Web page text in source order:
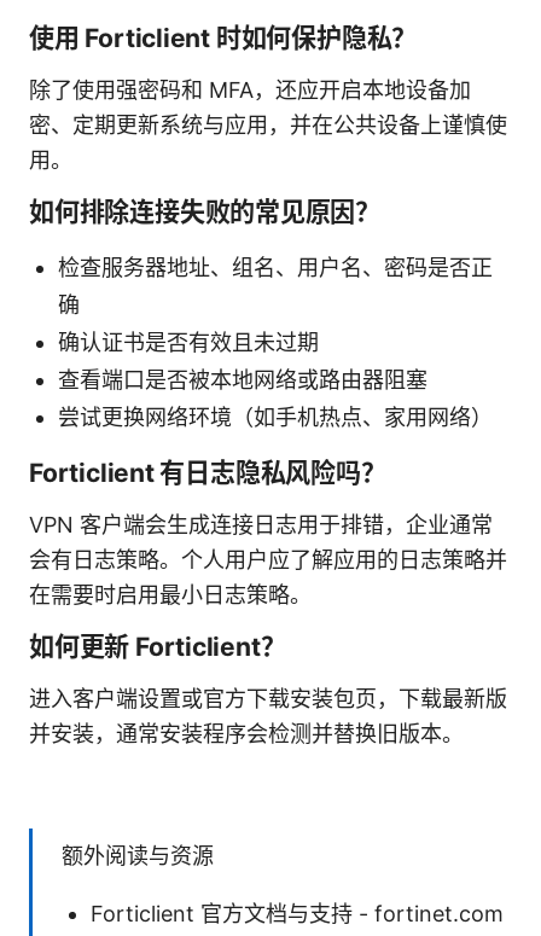
使用 Forticlient 时如何保护隐私？
除了使用强密码和 MFA，还应开启本地设备加
密、定期更新系统与应用，并在公共设备上谨慎使
用。
如何排除连接失败的常见原因？
检查服务器地址、组名、用户名、密码是否正
确
确认证书是否有效且未过期
查看端口是否被本地网络或路由器阻塞
尝试更换网络环境（如手机热点、家用网络）
Forticlient 有日志隐私风险吗？
VPN 客户端会生成连接日志用于排错，企业通常
会有日志策略。个人用户应了解应用的日志策略并
在需要时启用最小日志策略。
如何更新 Forticlient？
进入客户端设置或官方下载安装包页，下载最新版
并安装，通常安装程序会检测并替换旧版本。
额外阅读与资源
Forticlient 官方文档与支持 - fortinet.com